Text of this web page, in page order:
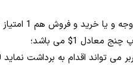
اقدام به برداشت نماید 20 امتیاز می باشد؛